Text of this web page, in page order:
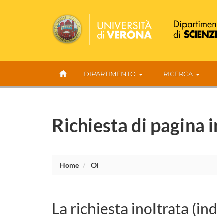
DIPARTIMENTO RICERCA
Richiesta di pagina
Home Oi
La richiesta inoltrata